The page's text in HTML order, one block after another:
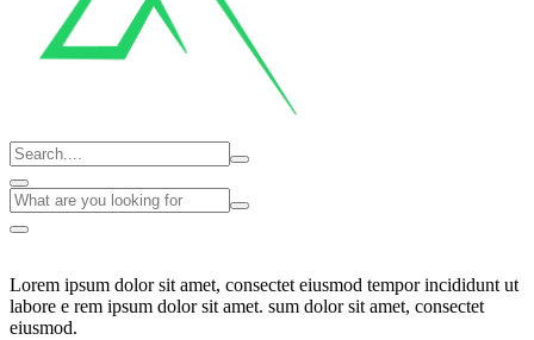
Lorem ipsum dolor sit amet, consectet eiusmod tempor incididunt ut
labore e rem ipsum dolor sit amet. sum dolor sit amet, consectet
eiusmod.